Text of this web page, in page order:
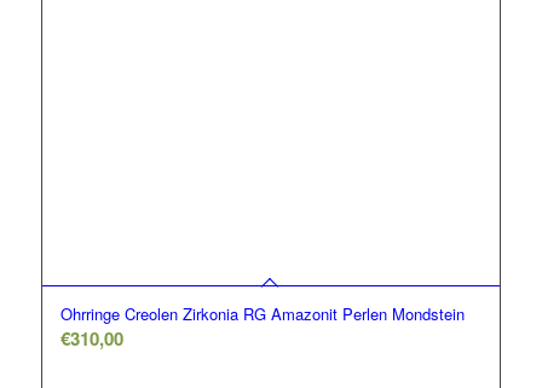
Ohrringe Creolen Zirkonia RG Amazonit Perlen Mondstein
€310,00